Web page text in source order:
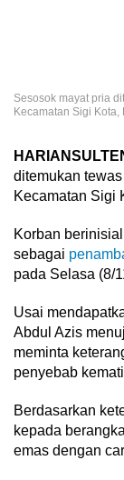
Sesosok mayat pria
Kecamatan Sigi
ditemukan
Kecamatan Sigi
Korban
sebagai
pada Selasa (8/
Usai
Abdul Azis
meminta
penyebab
Berdasarkan
kepada
emas dengan